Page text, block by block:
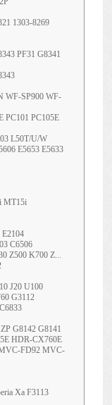
1303-8269
PF31 G8341
WF-SP900 WF-
PC101 PC105E
L50T/U/W
E5653 E5633
MT15i
C6506
Z500 K700 Z...
J20 U100
G3112
G8142 G8141
HDR-CX760E
FD92 MVC-
Xa F3113